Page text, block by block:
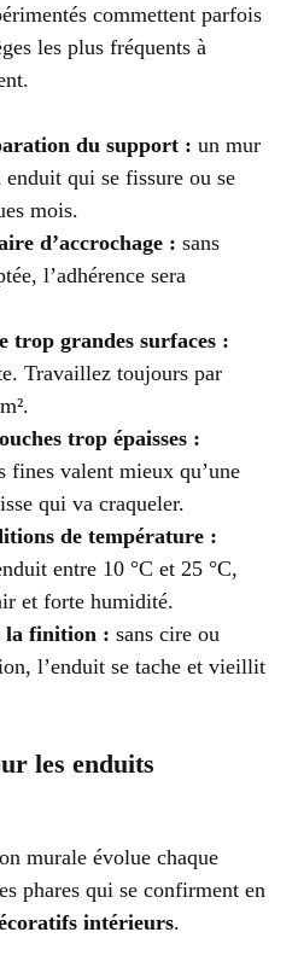
commettent parfois
les plus fréquents à
du support : un mur
qui se fissure ou se
mois.
d’accrochage : sans
l’adhérence sera
trop grandes surfaces :
Travaillez toujours par
trop épaisses :
fines valent mieux qu’une
qui va craqueler.
de température :
entre 10 °C et 25 °C,
et forte humidité.
la finition : sans cire ou
l’enduit se tache et vieillit
les enduits
murale évolue chaque
phares qui se confirment en
intérieurs.